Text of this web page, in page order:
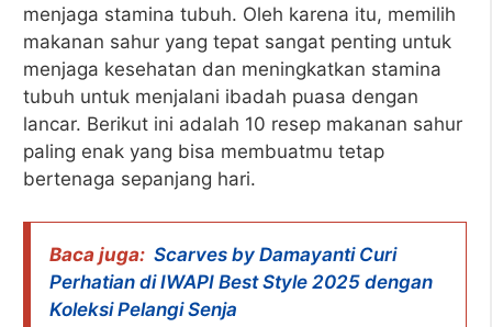
menjaga stamina tubuh. Oleh karena itu, memilih
makanan sahur yang tepat sangat penting untuk
menjaga kesehatan dan meningkatkan stamina
tubuh untuk menjalani ibadah puasa dengan
lancar. Berikut ini adalah 10 resep makanan sahur
paling enak yang bisa membuatmu tetap
bertenaga sepanjang hari.
Baca juga: Scarves by Damayanti Curi
Perhatian di IWAPI Best Style 2025 dengan
Koleksi Pelangi Senja